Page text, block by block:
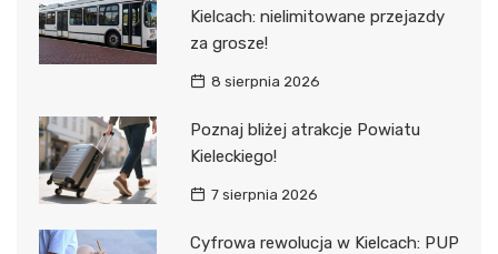
Kielcach: nielimitowane przejazdy
za grosze!
8 sierpnia 2026
Poznaj bliżej atrakcje Powiatu
Kieleckiego!
7 sierpnia 2026
Cyfrowa rewolucja w Kielcach: PUP